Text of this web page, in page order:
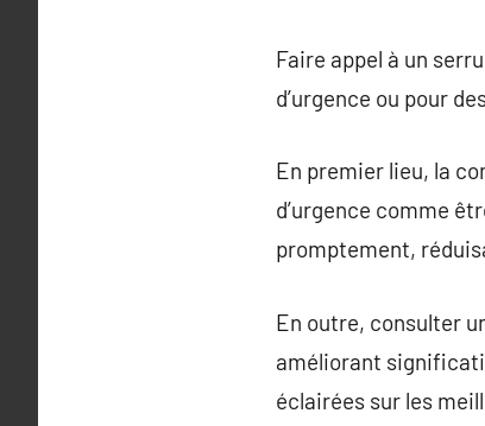
Faire appel à un
d’urgence ou pour
En premier lieu, la
d’urgence comme
promptement,
En outre, consulter
améliorant
éclairées sur les